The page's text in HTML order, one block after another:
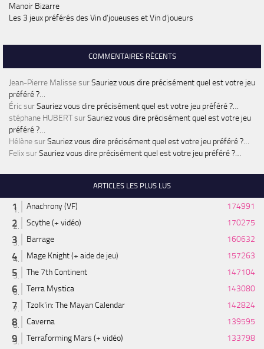
Manoir Bizarre
Les 3 jeux préférés des Vin d’joueuses et Vin d’joueurs
COMMENTAIRES RÉCENTS
Jean-Pierre MalissesurSauriez vous dire précisément quel est votre jeu
préféré ?…
ÉricsurSauriez vous dire précisément quel est votre jeu préféré ?…
stéphane HUBERTsurSauriez vous dire précisément quel est votre jeu
préféré ?…
HélènesurSauriez vous dire précisément quel est votre jeu préféré ?…
FelixsurSauriez vous dire précisément quel est votre jeu préféré ?…
ARTICLES LES PLUS LUS
Anachrony (VF)
174991
Scythe (+ vidéo)
170275
Barrage
160632
Mage Knight (+ aide de jeu)
157263
The 7th Continent
147104
Terra Mystica
143080
Tzolk'in: The Mayan Calendar
142824
Caverna
139595
Terraforming Mars (+ vidéo)
133798